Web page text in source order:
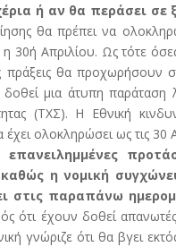
ή αν θα περάσει σε
θα πρέπει να
η 30ή Απριλίου. Ως τότε
πράξεις θα
μια άτυπη
(ΤΧΣ). Η Εθνική
ολοκληρώσει ως τις 30
επανειλημμένες
η νομική
στις παραπάνω
ότι έχουν δοθεί
γνώριζε ότι θα βγει